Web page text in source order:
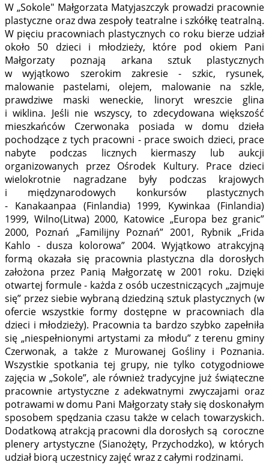
W „Sokole" Małgorzata Matyjaszczyk prowadzi pracownie
plastyczne oraz dwa zespoły teatralne i szkółkę teatralną.
W pięciu pracowniach plastycznych co roku bierze udział
około 50 dzieci i młodzieży, które pod okiem Pani
Małgorzaty poznają arkana sztuk plastycznych
w wyjątkowo szerokim zakresie - szkic, rysunek,
malowanie pastelami, olejem, malowanie na szkle,
prawdziwe maski weneckie, linoryt wreszcie glina
i wiklina. Jeśli nie wszyscy, to zdecydowana większość
mieszkańców Czerwonaka posiada w domu dzieła
pochodzące z tych pracowni - prace swoich dzieci, prace
nabyte podczas licznych kiermaszy lub aukcji
organizowanych przez Ośrodek Kultury. Prace dzieci
wielokrotnie nagradzane były podczas krajowych
i międzynarodowych konkursów plastycznych
- Kanakaanpaa (Finlandia) 1999, Kywinkaa (Finlandia)
1999, Wilno(Litwa) 2000, Katowice „Europa bez granic”
2000, Poznań „Familijny Poznań” 2001, Rybnik „Frida
Kahlo - dusza kolorowa” 2004. Wyjątkowo atrakcyjną
formą okazała się pracownia plastyczna dla dorosłych
założona przez Panią Małgorzatę w 2001 roku. Dzięki
otwartej formule - każda z osób uczestniczących „zajmuje
się” przez siebie wybraną dziedziną sztuk plastycznych (w
ofercie wszystkie formy dostępne w pracowniach dla
dzieci i młodzieży). Pracownia ta bardzo szybko zapełniła
się „niespełnionymi artystami za młodu” z terenu gminy
Czerwonak, a także z Murowanej Gośliny i Poznania.
Wszystkie spotkania tej grupy, nie tylko cotygodniowe
zajęcia w „Sokole”, ale również tradycyjne już świąteczne
pracownie artystyczne z adekwatnymi zwyczajami oraz
potrawami w domu Pani Małgorzaty stały się doskonałym
sposobem spędzania czasu także w celach towarzyskich.
Dodatkową atrakcją pracowni dla dorosłych są coroczne
plenery artystyczne (Sianożęty, Przychodzko), w których
udział biorą uczestnicy zajęć wraz z całymi rodzinami.